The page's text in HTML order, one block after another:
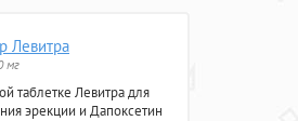
Левитра
мг
таблетке Левитра для
эрекции и Дапоксетин